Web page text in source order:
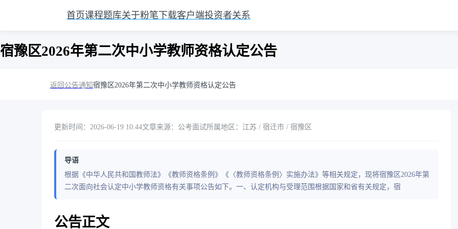
首页课程题库关于粉笔 下载客户端投资者关系
宿豫区2026年第二次中小学教师资格认定公告
返回公告通知宿豫区2026年第二次中小学教师资格认定公告
更新时间：2026-06-19 10:44文章来源：公考面试所属地区：江苏 / 宿迁市 / 宿豫区
导语
根据《中华人民共和国教师法》《教师资格条例》《〈教师资格条例〉实施办法》等相关规定，现将宿豫区2026年第
二次面向社会认定中小学教师资格有关事项公告如下。一、认定机构与受理范围根据国家和省有关规定，宿
公告正文